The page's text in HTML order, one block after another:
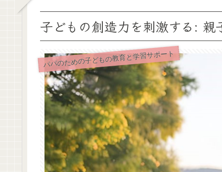
子どもの創造力を刺激する: 親
パパのための子どもの教育と学習サポート